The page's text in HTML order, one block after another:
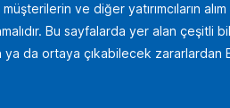
ve diğer yatırımcıların alım
Bu sayfalarda yer alan çeşitli
ya da ortaya çıkabilecek zararlardan